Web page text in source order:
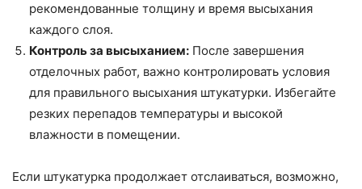
рекомендованные толщину и время высыхания
каждого слоя.
Контроль за высыханием: После завершения
отделочных работ, важно контролировать условия
для правильного высыхания штукатурки. Избегайте
резких перепадов температуры и высокой
влажности в помещении.
Если штукатурка продолжает отслаиваться, возможно,